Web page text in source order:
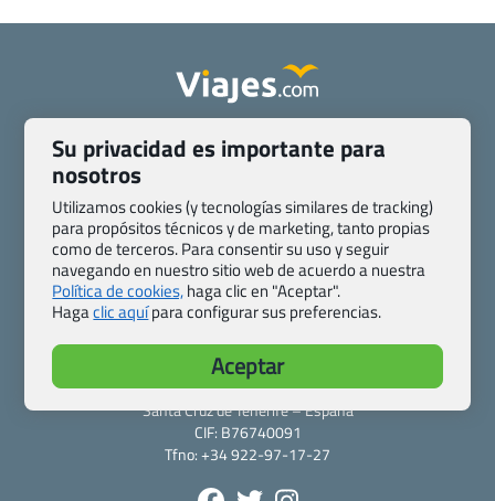
Quienes somos
Contacto
Pasaporte, Visado, Salud y otras disposiciones específicas
Blog de Viajes.com
Preguntas frecuentes
Condiciones generales
Política de privacidad y cookies
Transparencia
Todas las páginas – sitemap
Viajes.com
Last Minute Express S.L.U.
c/ Drago, CC HLS, Local 13
38660 Miraverde – Adeje
Santa Cruz de Tenerife – España
CIF: B76740091
Tfno: +34 922-97-17-27
Su privacidad es importante para
nosotros
Utilizamos cookies (y tecnologías similares de tracking)
para propósitos técnicos y de marketing, tanto propias
como de terceros. Para consentir su uso y seguir
navegando en nuestro sitio web de acuerdo a nuestra
Política de cookies,haga clic en "Aceptar".
Hagaclic aquípara configurar sus preferencias.
Aceptar